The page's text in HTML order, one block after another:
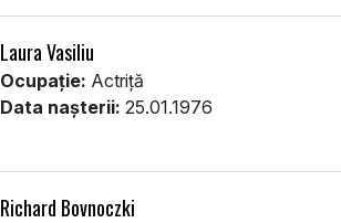
Laura Vasiliu
Ocupație: Actriță
Data nașterii: 25.01.1976
Richard Bovnoczki